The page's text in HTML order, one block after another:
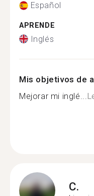
Español
APRENDE
Inglés
Mis objetivos de
Mejorar mi inglé...
C.